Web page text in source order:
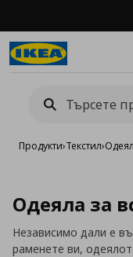
Продукти›Текстил›
Одеяла за
Независимо дали е
раменете ви,